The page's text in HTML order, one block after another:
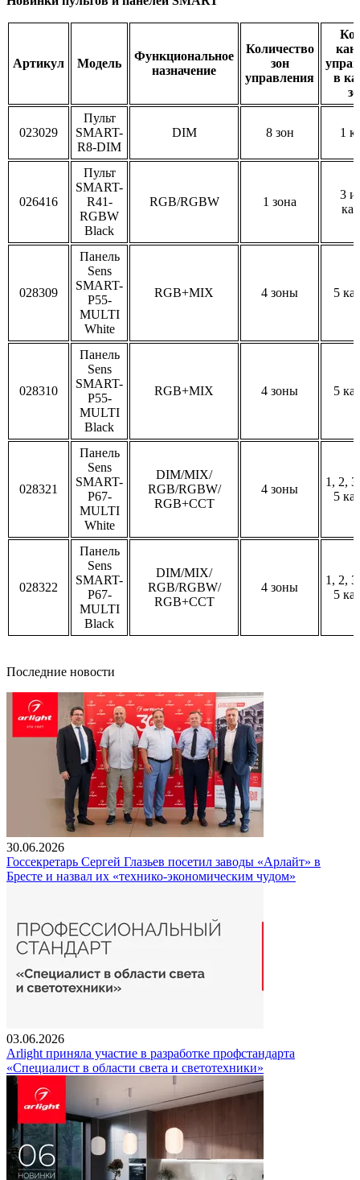
Артикул Модель
Функциональное
назначение
Количество
зон
управления
в
023029
Пульт
SMART-
R8-DIM
DIM 8 зон 1
026416
Пульт
SMART-
R41-
RGBW
Black
RGB/RGBW 1 зона
3
028309
Панель
Sens
SMART-
P55-
MULTI
White
RGB+MIX 4 зоны 5
028310
Панель
Sens
SMART-
P55-
MULTI
Black
RGB+MIX 4 зоны 5
028321
Панель
Sens
SMART-
P67-
MULTI
White
DIM/MIX/
RGB/RGBW/
RGB+CCT
4 зоны
1, 2,
5
028322
Панель
Sens
SMART-
P67-
MULTI
Black
DIM/MIX/
RGB/RGBW/
RGB+CCT
4 зоны
1, 2,
5
Последние новости
30.06.2026
Госсекретарь Сергей Глазьев посетил заводы «Арлайт» в
Бресте и назвал их «технико-экономическим чудом»
03.06.2026
Arlight приняла участие в разработке профстандарта
«Специалист в области света и светотехники»